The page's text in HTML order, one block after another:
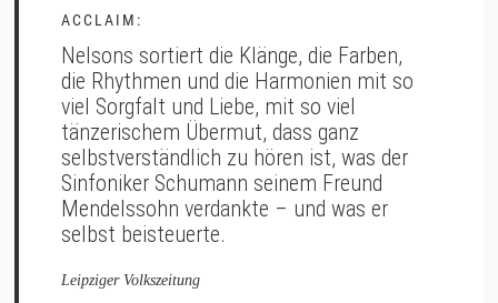
ACCLAIM:
Nelsons sortiert die Klänge, die Farben,
die Rhythmen und die Harmonien mit so
viel Sorgfalt und Liebe, mit so viel
tänzerischem Übermut, dass ganz
selbstverständlich zu hören ist, was der
Sinfoniker Schumann seinem Freund
Mendelssohn verdankte – und was er
selbst beisteuerte.
Leipziger Volkszeitung